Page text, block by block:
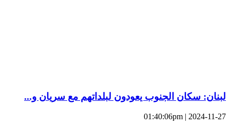
لبنان: سكان الجنوب يعودون لبلداتهم مع سريان و...
2024-11-27 | 01:40:06pm